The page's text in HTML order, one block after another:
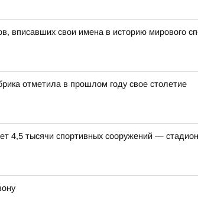
вписавших свои имена в историю мирового
отметила в прошлом году свое столетие
4,5 тысячи спортивных сооружений —